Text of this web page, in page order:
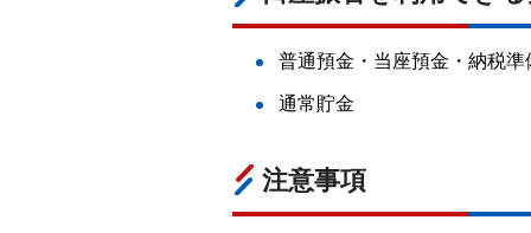
普通預金・当座預金・納税準
通常貯金
注意事項